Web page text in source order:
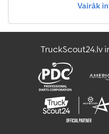
Vairāk
TruckScout24.lv